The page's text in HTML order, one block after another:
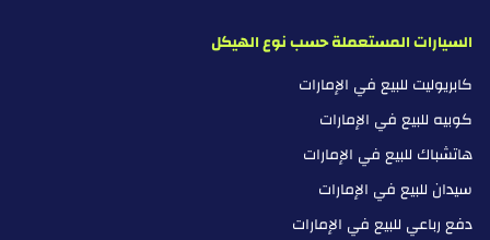
السيارات المستعملة حسب نوع الهيكل
كابريوليت للبيع في الإمارات
كوبيه للبيع في الإمارات
هاتشباك للبيع في الإمارات
سيدان للبيع في الإمارات
دفع رباعي للبيع في الإمارات